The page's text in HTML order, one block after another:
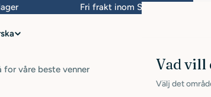
Fri frakt inom Sverige fra 399kr
for våre beste venner Vad vill
Välj det